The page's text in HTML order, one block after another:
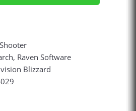
Raven Software
Blizzard